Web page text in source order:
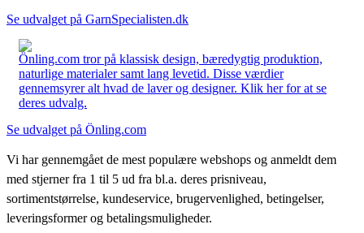
Se udvalget på GarnSpecialisten.dk
Önling.com tror på klassisk design, bæredygtig produktion,
naturlige materialer samt lang levetid. Disse værdier
gennemsyrer alt hvad de laver og designer. Klik her for at se
deres udvalg.
Se udvalget på Önling.com
Vi har gennemgået de mest populære webshops og anmeldt dem
med stjerner fra 1 til 5 ud fra bl.a. deres prisniveau,
sortimentstørrelse, kundeservice, brugervenlighed, betingelser,
leveringsformer og betalingsmuligheder.